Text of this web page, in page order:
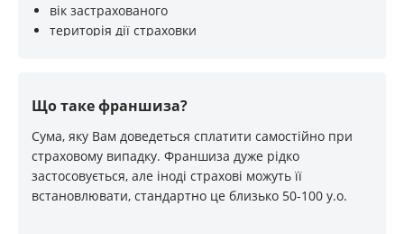
вік застрахованого
територія дії страховки
Що таке франшиза?
Сума, яку Вам доведеться сплатити самостійно при
страховому випадку. Франшиза дуже рідко
застосовується, але іноді страхові можуть її
встановлювати, стандартно це близько 50-100 у.о.